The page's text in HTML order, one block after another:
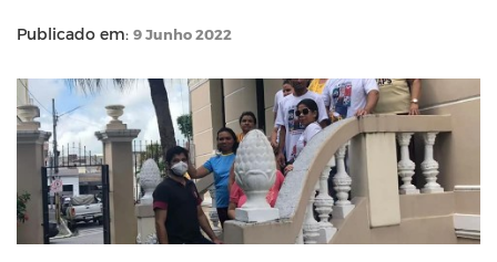
Publicado em: 9 Junho 2022